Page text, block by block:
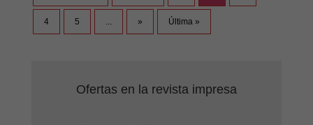
4 5 ... » Última »
Ofertas en la revista impresa